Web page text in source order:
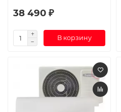
38 490 ₽
В корзину